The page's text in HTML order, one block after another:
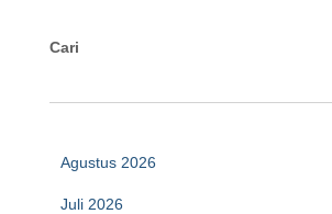
Cari
Agustus 2026
Juli 2026